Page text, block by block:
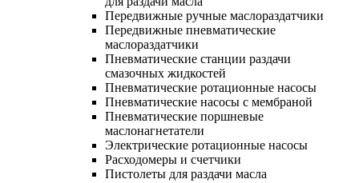
Передвижные ручные маслораздатчики
Передвижные пневматические
маслораздатчики
Пневматические станции раздачи
смазочных жидкостей
Пневматические ротационные насосы
Пневматические насосы с мембраной
Пневматические поршневые
маслонагнетатели
Электрические ротационные насосы
Расходомеры и счетчики
Пистолеты для раздачи масла